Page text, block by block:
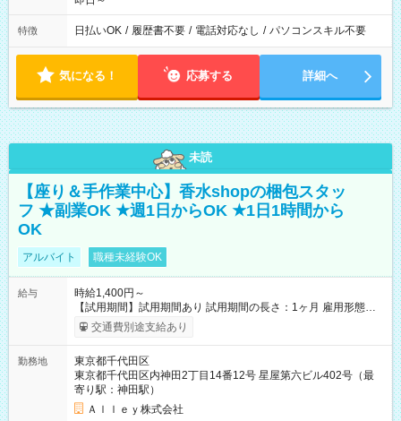
特徴 日払いOK / 履歴書不要 / 電話対応なし / パソコンスキル不要
気になる！ 応募する 詳細へ
未読
【座り＆手作業中心】香水shopの梱包スタッ
フ ★副業OK ★週1日からOK ★1日1時間から
OK
アルバイト 職種未経験OK
給与
時給1,400円～
【試用期間】試用期間あり 試用期間の長さ：1ヶ月 雇用形態、
給与は本採用時と同じです。
交通費別途支給あり
勤務地
東京都千代田区
東京都千代田区内神田2丁目14番12号 星屋第六ビル402号（最
寄り駅：神田駅）
Ａｌｌｅｙ株式会社